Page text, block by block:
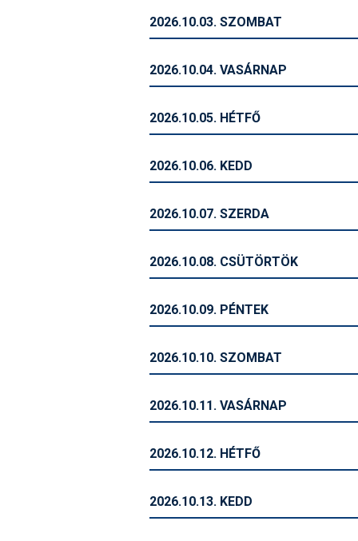
2026.10.03. SZOMBAT
2026.10.04. VASÁRNAP
2026.10.05. HÉTFŐ
2026.10.06. KEDD
2026.10.07. SZERDA
2026.10.08. CSÜTÖRTÖK
2026.10.09. PÉNTEK
2026.10.10. SZOMBAT
2026.10.11. VASÁRNAP
2026.10.12. HÉTFŐ
2026.10.13. KEDD